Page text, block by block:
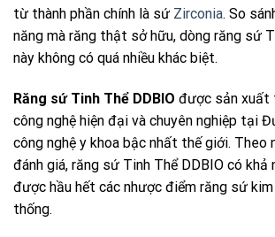
từ thành phần chính là sứ Zirconia. So
năng mà răng thật sở hữu, dòng răng sứ
này không có quá nhiều khác biệt.
Răng sứ Tinh Thể DDBIO được sản xuất
công nghệ hiện đại và chuyên nghiệp tại
công nghệ y khoa bậc nhất thế giới. Theo
đánh giá, răng sứ Tinh Thể DDBIO có khả
được hầu hết các nhược điểm răng sứ
thống.